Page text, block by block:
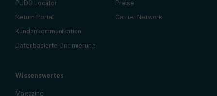
PUDO Locator
Return Portal
Kundenkommunikation
Datenbasierte Optimierung
Preise
Carrier Network
Wissenswertes
Magazine